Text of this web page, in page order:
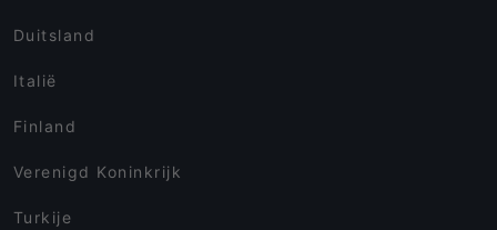
Duitsland
Italië
Finland
Verenigd Koninkrijk
Turkije